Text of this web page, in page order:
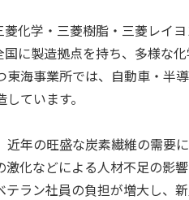
化学・三菱樹脂・三菱レイ
に製造拠点を持ち、多様な
海事業所では、自動車・半
ています。
近年の旺盛な炭素繊維の需要
化などによる人材不足の影
ラン社員の負担が増大し、